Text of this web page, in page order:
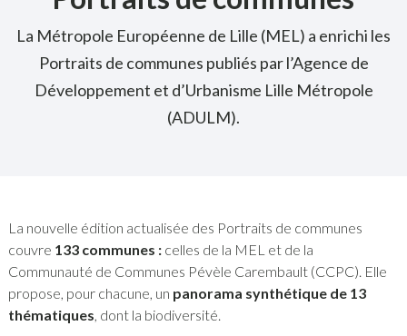
La Métropole Européenne de Lille (MEL) a enrichi les
Portraits de communes publiés par l’Agence de
Développement et d’Urbanisme Lille Métropole
(ADULM).
La nouvelle édition actualisée des Portraits de communes
couvre 133 communes : celles de la MEL et de la
Communauté de Communes Pévèle Carembault (CCPC). Elle
propose, pour chacune, un panorama synthétique de 13
thématiques, dont la biodiversité.